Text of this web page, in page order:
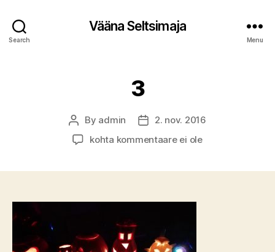
Search
Vääna Seltsimaja
Menu
3
Post
author
By admin
Post
date
2. nov. 2016
3
kohta kommentaare ei ole